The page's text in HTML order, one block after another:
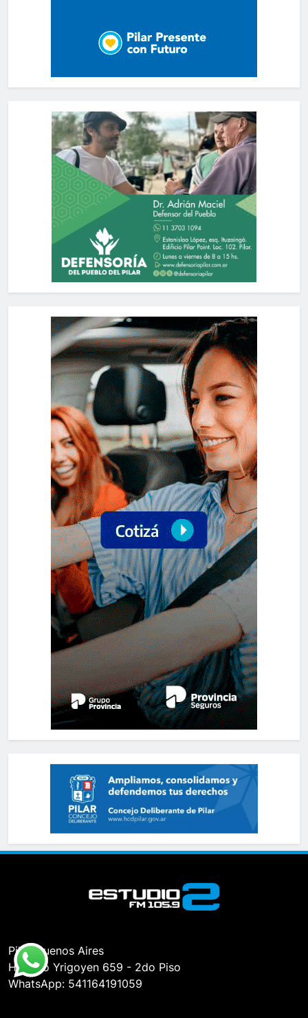
Pilar, Buenos Aires
Hipólito Yrigoyen 659 - 2do Piso
WhatsApp: 541164191059